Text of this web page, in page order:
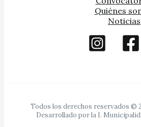
Quiénes
Noticias
Todos los derechos reservados ©
Desarrollado por la I.